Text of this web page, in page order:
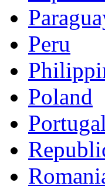
Peru
Poland
Portugal